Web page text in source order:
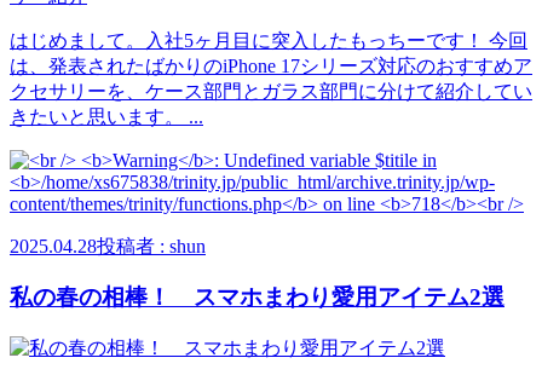
はじめまして。入社5ヶ月目に突入したもっちーです！ 今回
は、発表されたばかりのiPhone 17シリーズ対応のおすすめア
クセサリーを、ケース部門とガラス部門に分けて紹介してい
きたいと思います。 ...
2025.04.28投稿者 : shun
私の春の相棒！ スマホまわり愛用アイテム2選